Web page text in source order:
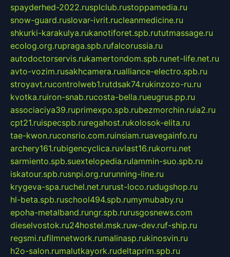
spayderhed-2022.rusplclub.rustoppamedia.ru
snow-guard.ruslovar-ivrit.rucleanmedicine.ru
shkurki-karakulya.rukanotiforet.spb.rututmassage.ru
ecolog.org.rupraga.spb.rufalcorussia.ru
autodoctorservis.rukamertondom.spb.runet-life.net.ru
avto-vozim.rusakhcamera.rualliance-electro.spb.ru
stroyavt.rucontrolweb1.rutdsak74.rukinzozo-ru.ru
kvotka.ruiron-snab.rucosta-bella.rueugrus.pp.ru
associaciya39.ruprimexpo.spb.rubezmorchin.ruia2.ru
cpt21.ruispecspb.ruregahost.rukolosok-elita.ru
tae-kwon.ruconsrio.com.ruinsiam.ruavegainfo.ru
archery161.rubigencyclica.ruvlast16.rukorru.net
sarmiento.spb.suextelopedia.rulammin-suo.spb.ru
iskatour.spb.rusnpi.org.rurunning-line.ru
krygeva-spa.ruchel.net.rurust-loco.rudugshop.ru
hl-beta.spb.ruschool494.spb.rumymubaby.ru
epoha-metalband.rungr.spb.rurusgosnews.com
dieselvostok.ru24hostel.msk.ruw-dev.ruf-ship.ru
regsmi.rufilmnetwork.rumalinasp.rukinosvin.ru
h2o-salon.rumalutkayork.rudeltaprim.spb.ru